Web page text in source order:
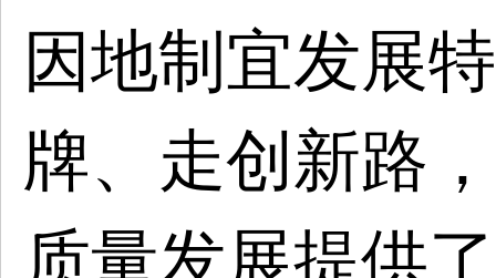
因地制宜发展
牌、走创新路
质量发展提供